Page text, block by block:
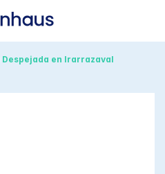
Despejada en Irarrazaval